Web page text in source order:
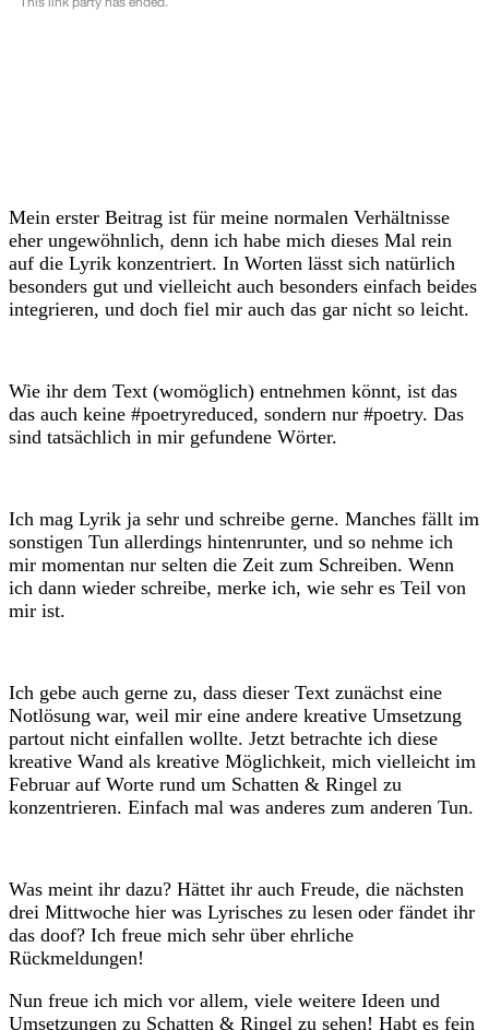
Mein erster Beitrag ist für meine normalen Verhältnisse
eher ungewöhnlich, denn ich habe mich dieses Mal rein
auf die Lyrik konzentriert. In Worten lässt sich natürlich
besonders gut und vielleicht auch besonders einfach beides
integrieren, und doch fiel mir auch das gar nicht so leicht.
Wie ihr dem Text (womöglich) entnehmen könnt, ist das
das auch keine #poetryreduced, sondern nur #poetry. Das
sind tatsächlich in mir gefundene Wörter.
Ich mag Lyrik ja sehr und schreibe gerne. Manches fällt im
sonstigen Tun allerdings hintenrunter, und so nehme ich
mir momentan nur selten die Zeit zum Schreiben. Wenn
ich dann wieder schreibe, merke ich, wie sehr es Teil von
mir ist.
Ich gebe auch gerne zu, dass dieser Text zunächst eine
Notlösung war, weil mir eine andere kreative Umsetzung
partout nicht einfallen wollte. Jetzt betrachte ich diese
kreative Wand als kreative Möglichkeit, mich vielleicht im
Februar auf Worte rund um Schatten & Ringel zu
konzentrieren. Einfach mal was anderes zum anderen Tun.
Was meint ihr dazu? Hättet ihr auch Freude, die nächsten
drei Mittwoche hier was Lyrisches zu lesen oder fändet ihr
das doof? Ich freue mich sehr über ehrliche
Rückmeldungen!
Nun freue ich mich vor allem, viele weitere Ideen und
Umsetzungen zu Schatten & Ringel zu sehen! Habt es fein